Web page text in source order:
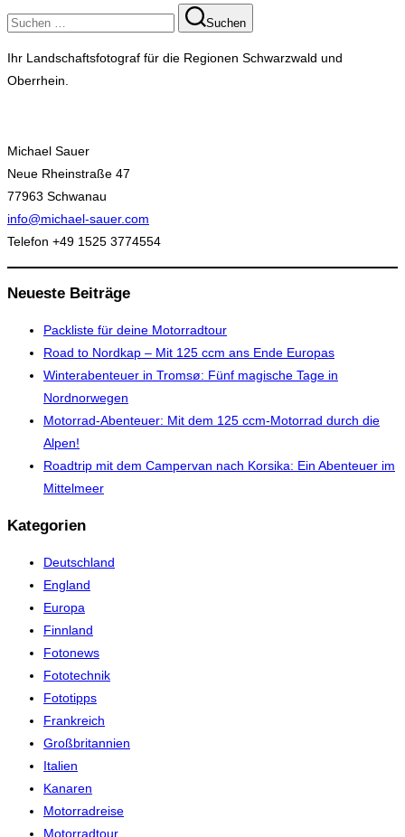
Suchen
nach:
Suchen
Ihr Landschaftsfotograf für die Regionen Schwarzwald und
Oberrhein.
Michael Sauer
Neue Rheinstraße 47
77963 Schwanau
info@michael-sauer.com
Telefon +49 1525 3774554
Neueste Beiträge
Packliste für deine Motorradtour
Road to Nordkap – Mit 125 ccm ans Ende Europas
Winterabenteuer in Tromsø: Fünf magische Tage in
Nordnorwegen
Motorrad-Abenteuer: Mit dem 125 ccm-Motorrad durch die
Alpen!
Roadtrip mit dem Campervan nach Korsika: Ein Abenteuer im
Mittelmeer
Kategorien
Deutschland
England
Europa
Finnland
Fotonews
Fototechnik
Fototipps
Frankreich
Großbritannien
Italien
Kanaren
Motorradreise
Motorradtour